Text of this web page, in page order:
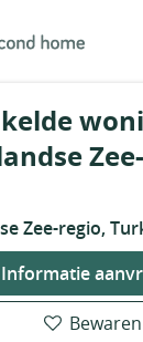
Zee-regio,
Informatie
Bewaren